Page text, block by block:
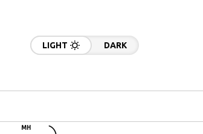
LIGHT DARK
ΜΗ